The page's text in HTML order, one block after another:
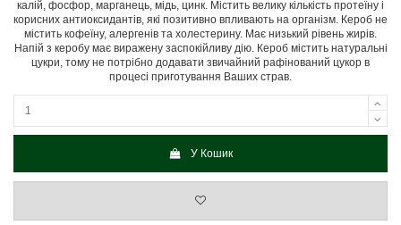
калій, фосфор, марганець, мідь, цинк. Містить велику кількість протеїну і
корисних антиоксидантів, які позитивно впливають на організм. Кероб не
містить кофеїну, алергенів та холестерину. Має низький рівень жирів.
Напій з керобу має виражену заспокійливу дію. Кероб містить натуральні
цукри, тому не потрібно додавати звичайний рафінований цукор в
процесі приготування Ваших страв.
У Кошик